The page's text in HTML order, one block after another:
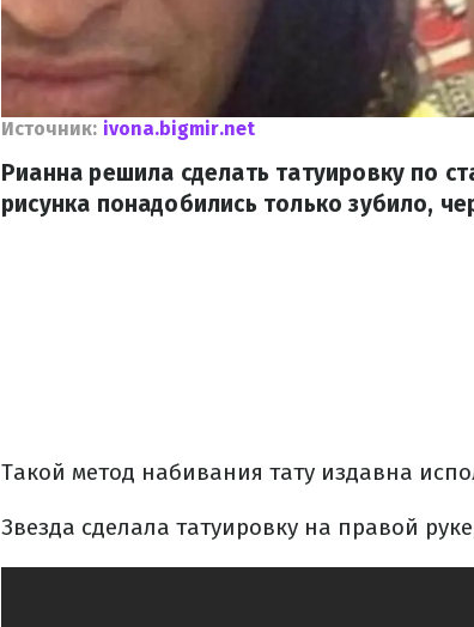
Источник: ivona.bigmir.net
Рианна решила сделать татуировку по
рисунка понадобились только зубило,
Такой метод набивания тату издавна
Звезда сделала татуировку на правой